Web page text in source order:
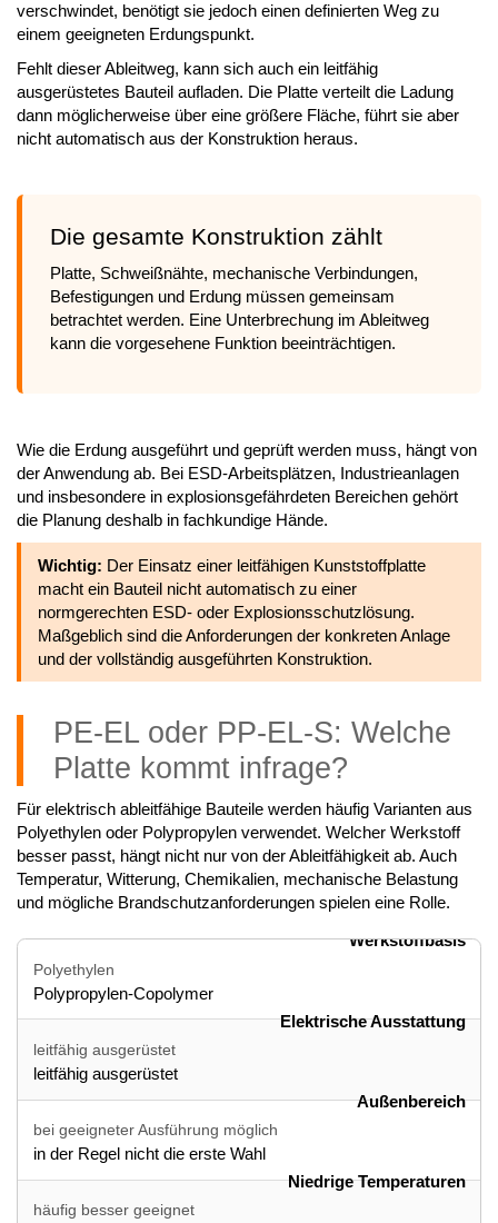
verschwindet, benötigt sie jedoch einen definierten Weg zu
einem geeigneten Erdungspunkt.
Fehlt dieser Ableitweg, kann sich auch ein leitfähig
ausgerüstetes Bauteil aufladen. Die Platte verteilt die Ladung
dann möglicherweise über eine größere Fläche, führt sie aber
nicht automatisch aus der Konstruktion heraus.
Die gesamte Konstruktion zählt
Platte, Schweißnähte, mechanische Verbindungen,
Befestigungen und Erdung müssen gemeinsam
betrachtet werden. Eine Unterbrechung im Ableitweg
kann die vorgesehene Funktion beeinträchtigen.
Wie die Erdung ausgeführt und geprüft werden muss, hängt von
der Anwendung ab. Bei ESD-Arbeitsplätzen, Industrieanlagen
und insbesondere in explosionsgefährdeten Bereichen gehört
die Planung deshalb in fachkundige Hände.
Wichtig: Der Einsatz einer leitfähigen Kunststoffplatte
macht ein Bauteil nicht automatisch zu einer
normgerechten ESD- oder Explosionsschutzlösung.
Maßgeblich sind die Anforderungen der konkreten Anlage
und der vollständig ausgeführten Konstruktion.
PE-EL oder PP-EL-S: Welche
Platte kommt infrage?
Für elektrisch ableitfähige Bauteile werden häufig Varianten aus
Polyethylen oder Polypropylen verwendet. Welcher Werkstoff
besser passt, hängt nicht nur von der Ableitfähigkeit ab. Auch
Temperatur, Witterung, Chemikalien, mechanische Belastung
und mögliche Brandschutzanforderungen spielen eine Rolle.
Werkstoffbasis
Polyethylen
Polypropylen-Copolymer
Elektrische Ausstattung
leitfähig ausgerüstet
leitfähig ausgerüstet
Außenbereich
bei geeigneter Ausführung möglich
in der Regel nicht die erste Wahl
Niedrige Temperaturen
häufig besser geeignet